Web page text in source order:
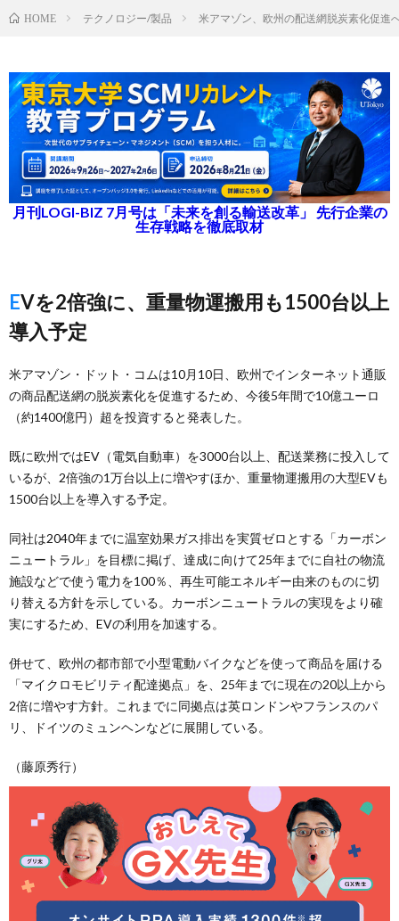
HOME テクノロジー/製品 米アマゾン、欧州の配送網脱炭素化促進
月刊LOGI-BIZ 7月号は「未来を創る輸送改革」 先行企業の
生存戦略を徹底取材
EVを2倍強に、重量物運搬用も1500台以上
導入予定
米アマゾン・ドット・コムは10月10日、欧州でインターネット通販
の商品配送網の脱炭素化を促進するため、今後5年間で10億ユーロ
（約1400億円）超を投資すると発表した。
既に欧州ではEV（電気自動車）を3000台以上、配送業務に投入して
いるが、2倍強の1万台以上に増やすほか、重量物運搬用の大型EVも
1500台以上を導入する予定。
同社は2040年までに温室効果ガス排出を実質ゼロとする「カーボン
ニュートラル」を目標に掲げ、達成に向けて25年までに自社の物流
施設などで使う電力を100％、再生可能エネルギー由来のものに切
り替える方針を示している。カーボンニュートラルの実現をより確
実にするため、EVの利用を加速する。
併せて、欧州の都市部で小型電動バイクなどを使って商品を届ける
「マイクロモビリティ配達拠点」を、25年までに現在の20以上から
2倍に増やす方針。これまでに同拠点は英ロンドンやフランスのパ
リ、ドイツのミュンヘンなどに展開している。
（藤原秀行）